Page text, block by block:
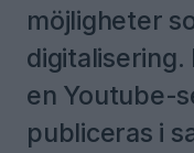
möjligheter
en Youtube-
publiceras i